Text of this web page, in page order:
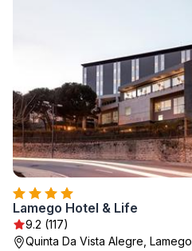
Lamego Hotel & Life
9.2 (117)
Quinta Da Vista Alegre, Lamego